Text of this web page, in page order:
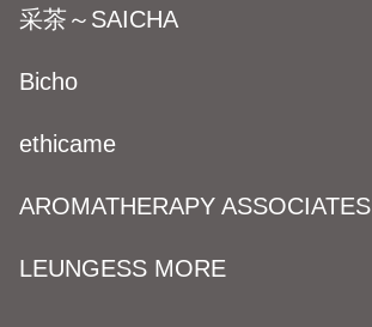
采茶～SAICHA
Bicho
ethicame
AROMATHERAPY ASSOCIATES
LEUNGESS MORE